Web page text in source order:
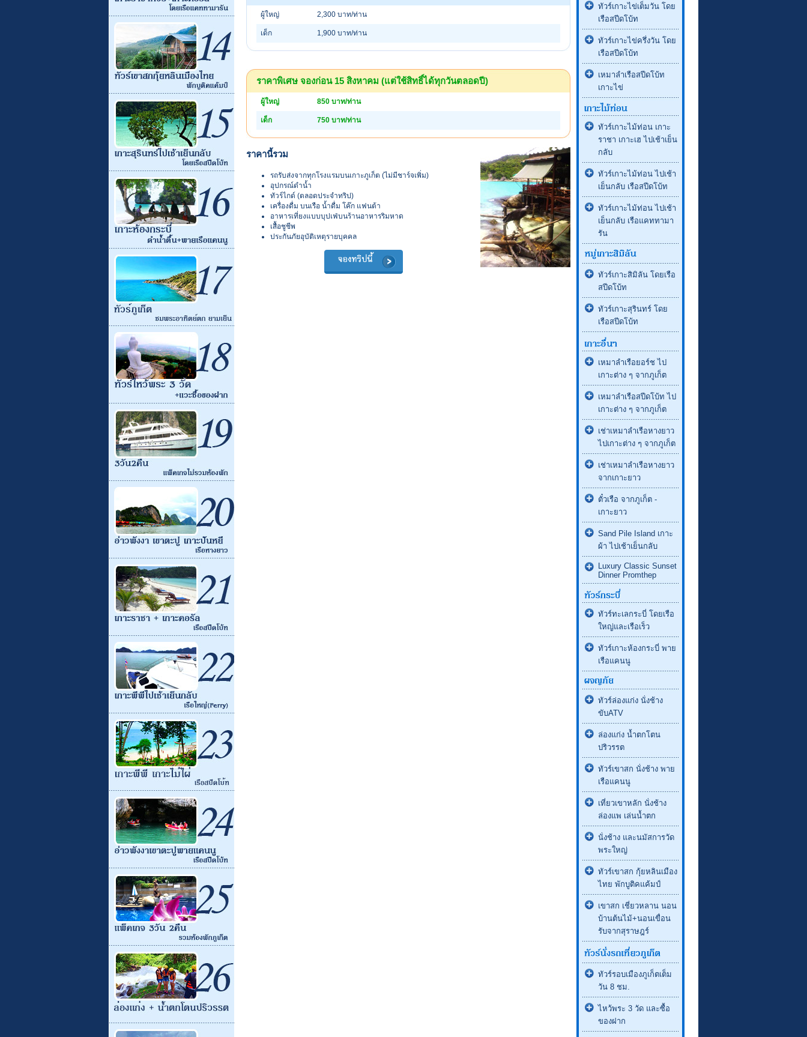
ผู้ใหญ่ 2,300 บาท/ท่าน
เด็ก 1,900 บาท/ท่าน
ราคาพิเศษ จองก่อน 15 สิงหาคม (แต่ใช้สิทธิ์ได้ทุกวันตลอดปี)
ผู้ใหญ่ 850 บาท/ท่าน
เด็ก 750 บาท/ท่าน
ราคานี้รวม
รถรับส่งจากทุกโรงแรมบนเกาะภูเก็ต (ไม่มีชาร์จเพิ่ม)
อุปกรณ์ดำน้ำ
ทัวร์ไกด์ (ตลอดประจำทริป)
เครื่องดื่ม บนเรือ น้ำดื่ม โค๊ก แฟนต้า
อาหารเที่ยงแบบบุปเฟ่บนร้านอาหารริมหาด
เสื้อชูชีพ
ประกันภัยอุบัติเหตุรายบุคคล
ทัวร์เกาะไข่เต็มวัน โดย
เรือสปีดโบ้ท
ทัวร์เกาะไข่ครึ่งวัน โดย
เรือสปีดโบ้ท
เหมาลำเรือสปีดโบ้ท
เกาะไข่
ทัวร์เกาะไม้ท่อน เกาะ
ราชา เกาะเฮ ไปเช้าเย็น
กลับ
ทัวร์เกาะไม้ท่อน ไปเช้า
เย็นกลับ เรือสปีดโบ้ท
ทัวร์เกาะไม้ท่อน ไปเช้า
เย็นกลับ เรือแคททามา
รัน
ทัวร์เกาะสิมิลัน โดยเรือ
สปีดโบ้ท
ทัวร์เกาะสุรินทร์ โดย
เรือสปีดโบ้ท
เหมาลำเรือยอร์ช ไป
เกาะต่าง ๆ จากภูเก็ต
เหมาลำเรือสปีดโบ้ท ไป
เกาะต่าง ๆ จากภูเก็ต
เช่าเหมาลำเรือหางยาว
ไปเกาะต่าง ๆ จากภูเก็ต
เช่าเหมาลำเรือหางยาว
จากเกาะยาว
ตั๋วเรือ จากภูเก็ต -
เกาะยาว
Sand Pile Island เกาะ
ผ้า ไปเช้าเย็นกลับ
Luxury Classic Sunset
Dinner Promthep
ทัวร์ทะเลกระบี่ โดยเรือ
ใหญ่และเรือเร็ว
ทัวร์เกาะห้องกระบี่ พาย
เรือแคนนู
ทัวร์ล่องแก่ง นั่งช้าง
ขับATV
ล่องแก่ง น้ำตกโตน
ปริวรรต
ทัวร์เขาสก นั่งช้าง พาย
เรือแคนนู
เที่ยวเขาหลัก นั่งช้าง
ล่องแพ เล่นน้ำตก
นั่งช้าง และนมัสการวัด
พระใหญ่
ทัวร์เขาสก กุ้ยหลินเมือง
ไทย พักบูติคแค้มป์
เขาสก เชี่ยวหลาน นอน
บ้านต้นไม้+นอนเขื่อน
รับจากสุราษฎร์
ทัวร์รอบเมืองภูเก็ตเต็ม
วัน 8 ชม.
ไหว้พระ 3 วัด และซื้อ
ของฝาก